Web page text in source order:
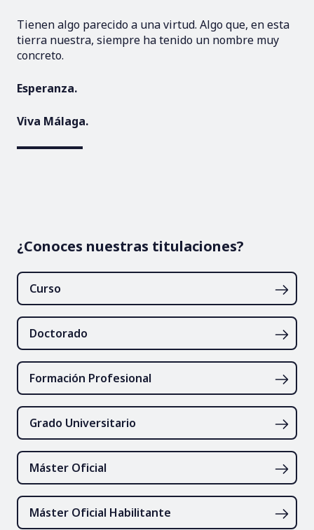
Tienen algo parecido a una virtud. Algo que, en esta
tierra nuestra, siempre ha tenido un nombre muy
concreto.
Esperanza.
Viva Málaga.
¿Conoces nuestras titulaciones?
Curso
Doctorado
Formación Profesional
Grado Universitario
Máster Oficial
Máster Oficial Habilitante